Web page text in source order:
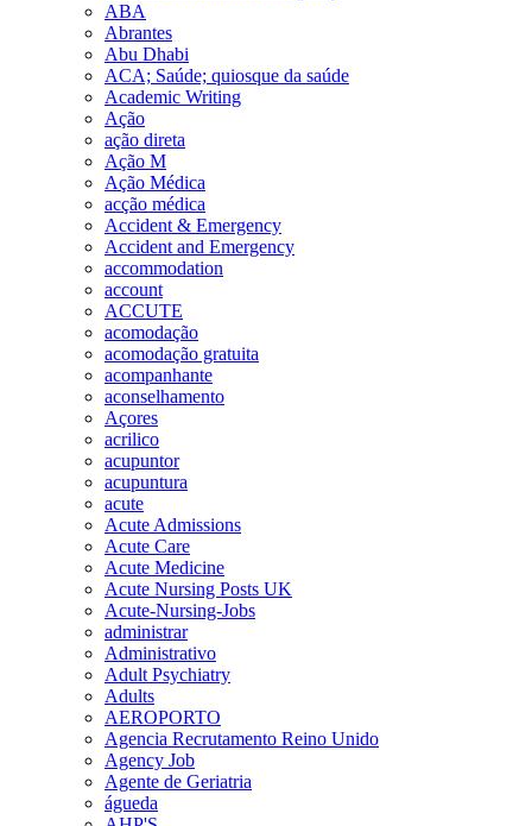
ABA
Abrantes
Abu Dhabi
ACA; Saúde; quiosque da saúde
Academic Writing
Ação
ação direta
Ação M
Ação Médica
acção médica
Accident & Emergency
Accident and Emergency
accommodation
account
ACCUTE
acomodação
acomodação gratuita
acompanhante
aconselhamento
Açores
acrilico
acupuntor
acupuntura
acute
Acute Admissions
Acute Care
Acute Medicine
Acute Nursing Posts UK
Acute-Nursing-Jobs
administrar
Administrativo
Adult Psychiatry
Adults
AEROPORTO
Agencia Recrutamento Reino Unido
Agency Job
Agente de Geriatria
águeda